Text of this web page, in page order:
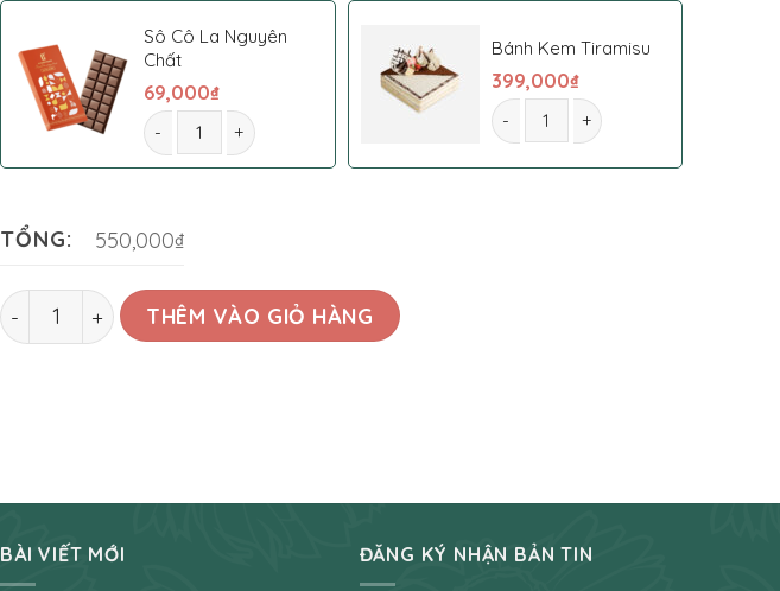
Sô Cô La Nguyên
Chất
69,000₫
Giỏ hoa 0033 số lượng
Bánh Kem Tiramisu
399,000₫
TỔNG: 550,000₫
Giỏ hoa 0033 số lượngTHÊM VÀO GIỎ HÀNG
BÀI VIẾT MỚI ĐĂNG KÝ NHẬN BẢN TIN